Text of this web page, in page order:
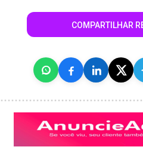
COMPARTILHAR